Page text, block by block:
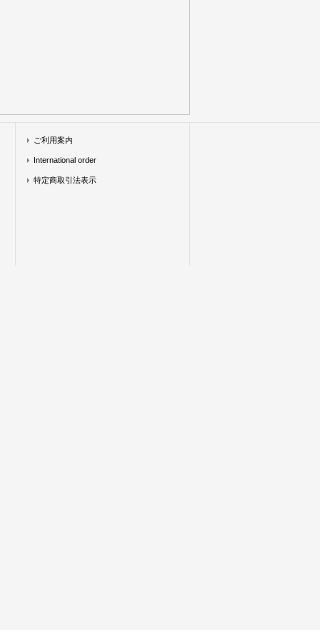
ご利用案内
International order
特定商取引法表示